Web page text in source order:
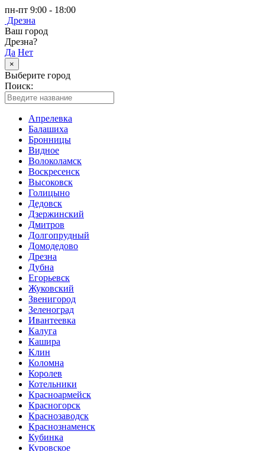
пн-пт 9:00 - 18:00
Дрезна
Ваш город
Дрезна?
Да Нет
×
Выберите город
Поиск:
Апрелевка
Балашиха
Бронницы
Видное
Волоколамск
Воскресенск
Высоковск
Голицыно
Дедовск
Дзержинский
Дмитров
Долгопрудный
Домодедово
Дрезна
Дубна
Егорьевск
Жуковский
Звенигород
Зеленоград
Ивантеевка
Калуга
Кашира
Клин
Коломна
Королев
Котельники
Красноармейск
Красногорск
Краснозаводск
Краснознаменск
Кубинка
Куровское